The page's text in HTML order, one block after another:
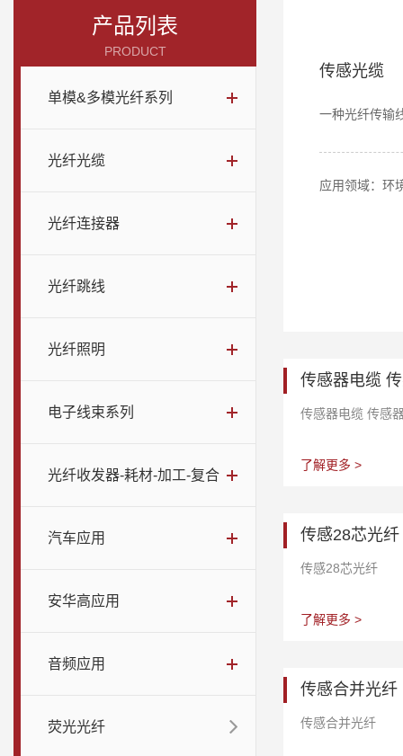
产品列表
PRODUCT
单模&多模光纤系列
光纤光缆
光纤连接器
光纤跳线
光纤照明
电子线束系列
光纤收发器-耗材-加工-复合
汽车应用
安华高应用
音频应用
荧光光纤
传感光缆
一种光纤传输
应用领域：环
传感器电缆
传感器电缆 传感
了解更多 >
传感28芯光纤
传感28芯光纤
了解更多 >
传感合并光纤
传感合并光纤